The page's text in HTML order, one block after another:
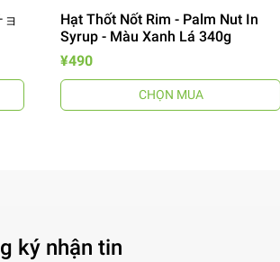
Hạt Thốt Nốt Rim - Palm Nut In
Syrup - Màu Xanh Lá 340g
¥490
CHỌN MUA
ký nhận tin